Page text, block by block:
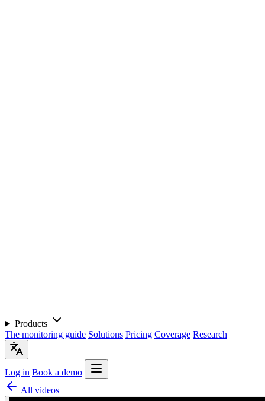
Products
The monitoring guide Solutions Pricing Coverage Research
Log in Book a demo
All videos